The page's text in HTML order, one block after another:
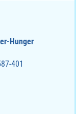
Hunger
401